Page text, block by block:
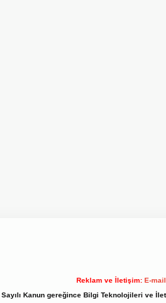
Reklam ve İletişim: E-
Kanun gereğince Bilgi Teknolojileri ve